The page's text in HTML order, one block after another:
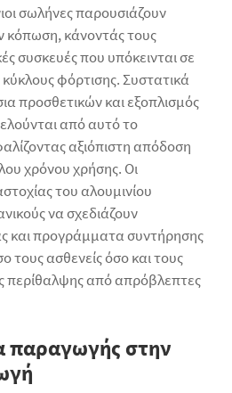
σωλήνες παρουσιάζουν
κόπωση, κάνοντάς τους
συσκευές που υπόκεινται σε
φόρτισης. Συστατικά
προσθετικών και εξοπλισμός
από αυτό το
αξιόπιστη απόδοση
χρόνου χρήσης. Οι
του αλουμινίου
να σχεδιάζουν
και προγράμματα συντήρησης
ασθενείς όσο και τους
περίθαλψης από απρόβλεπτες
παραγωγής στην